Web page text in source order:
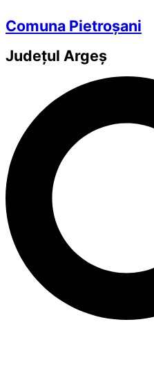
Comuna Pietroșani
Județul Argeș